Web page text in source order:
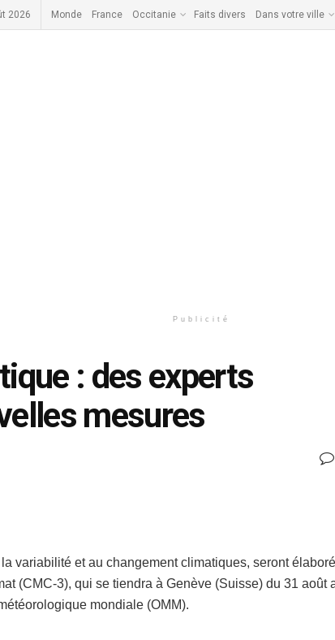
2026 Monde France Occitanie Faits divers Dans votre ville
Publicité
: des experts
mesures
variabilité et au changement climatiques, seront
(CMC-3), qui se tiendra à Genève (Suisse) du 31 août
mondiale (OMM).